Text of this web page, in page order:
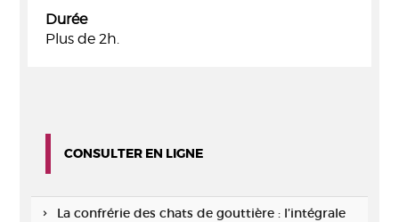
Durée
Plus de 2h.
CONSULTER EN LIGNE
La confrérie des chats de gouttière : l’intégrale